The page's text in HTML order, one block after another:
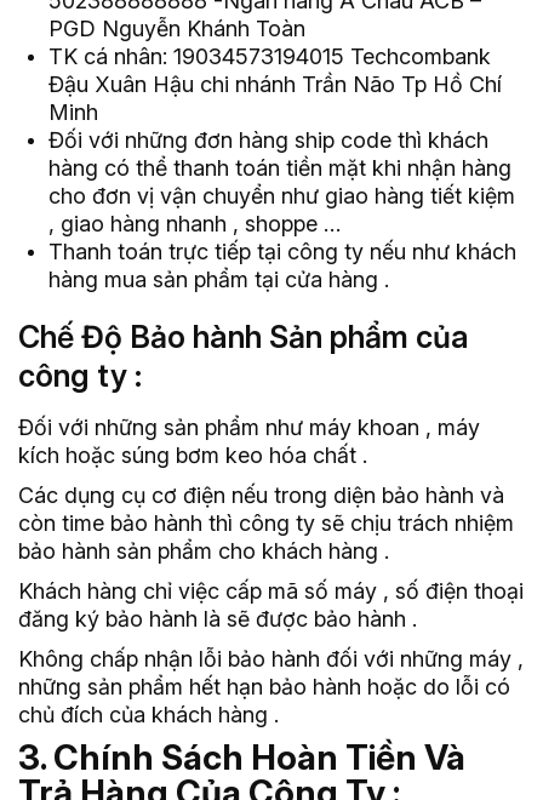
PGD Nguyễn Khánh Toàn
TK cá nhân: 19034573194015 Techcombank
Đậu Xuân Hậu chi nhánh Trần Não Tp Hồ Chí
Minh
Đối với những đơn hàng ship code thì khách
hàng có thể thanh toán tiền mặt khi nhận hàng
cho đơn vị vận chuyển như giao hàng tiết kiệm
, giao hàng nhanh , shoppe …
Thanh toán trực tiếp tại công ty nếu như khách
hàng mua sản phẩm tại cửa hàng .
Chế Độ Bảo hành Sản phẩm của
công ty :
Đối với những sản phẩm như máy khoan , máy
kích hoặc súng bơm keo hóa chất .
Các dụng cụ cơ điện nếu trong diện bảo hành và
còn time bảo hành thì công ty sẽ chịu trách nhiệm
bảo hành sản phẩm cho khách hàng .
Khách hàng chỉ việc cấp mã số máy , số điện thoại
đăng ký bảo hành là sẽ được bảo hành .
Không chấp nhận lỗi bảo hành đối với những máy ,
những sản phẩm hết hạn bảo hành hoặc do lỗi có
chủ đích của khách hàng .
3. Chính Sách Hoàn Tiền Và